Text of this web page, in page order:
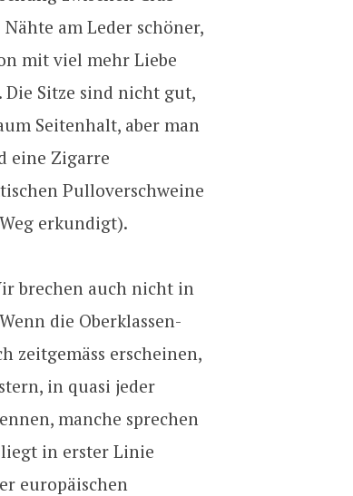
am Leder schöner,
mit viel mehr Liebe
Sitze sind nicht gut,
Seitenhalt, aber man
eine Zigarre
Pulloverschweine
erkundigt).
brechen auch nicht in
die Oberklassen-
zeitgemäss erscheinen,
in quasi jeder
manche sprechen
in erster Linie
europäischen